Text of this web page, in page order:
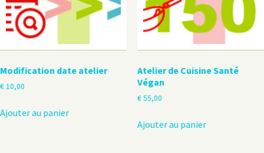
Modification date atelier
€10,00
Ajouter au panier
Atelier de Cuisine Santé
Végan
€55,00
Ajouter au panier